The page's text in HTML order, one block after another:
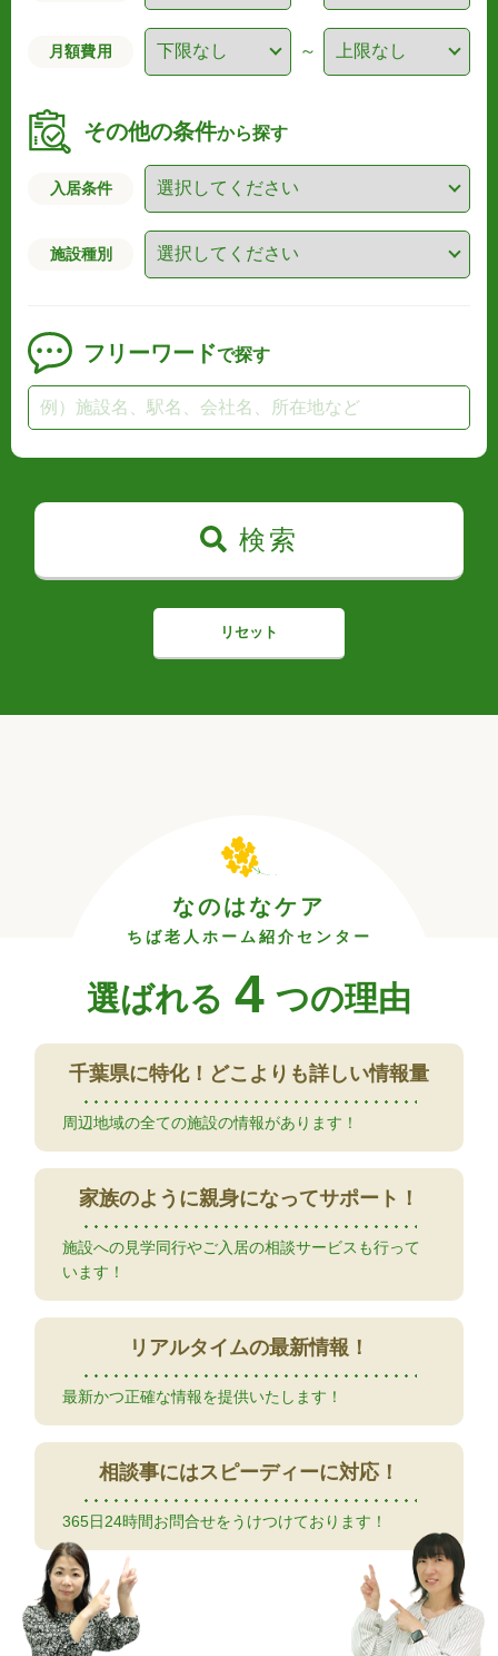
月額費用 ～
その他の条件から探す
入居条件
施設種別
フリーワードで探す
検索
リセット
なのはなケア
ちば老人ホーム紹介センター
選ばれる 4 つの理由
千葉県に特化！ どこよりも詳しい情報量
周辺地域の全ての施設の情報があります！
家族のように親身になってサポート！
施設への見学同行やご入居の相談サービスも行って
います！
リアルタイムの最新情報！
最新かつ正確な情報を提供いたします！
相談事にはスピーディーに対応！
365日24時間お問合せをうけつけております！